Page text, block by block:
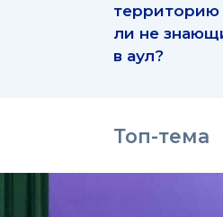
территорию
ли не
в аул?
Топ-тема